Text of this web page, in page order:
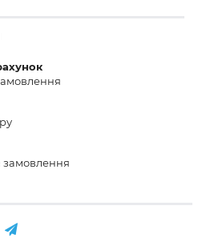
замовлення